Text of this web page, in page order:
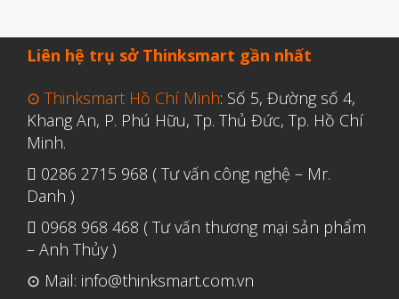
Liên hệ trụ sở Thinksmart gần nhất
⊙ Thinksmart Hồ Chí Minh: Số 5, Đường số 4,
Khang An, P. Phú Hữu, Tp. Thủ Đức, Tp. Hồ Chí
Minh.
0286 2715 968 ( Tư vấn công nghệ – Mr.
Danh )
0968 968 468 ( Tư vấn thương mại sản phẩm
– Anh Thủy )
⊙ Mail: info@thinksmart.com.vn